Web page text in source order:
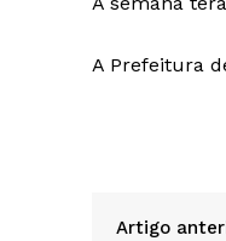
A Prefeitura
Artigo